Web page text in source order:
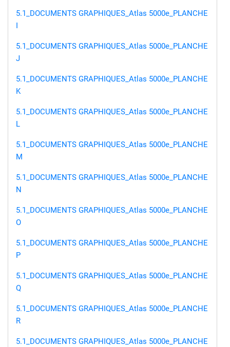
5.1_DOCUMENTS GRAPHIQUES_Atlas 5000e_PLANCHE
I
5.1_DOCUMENTS GRAPHIQUES_Atlas 5000e_PLANCHE
J
5.1_DOCUMENTS GRAPHIQUES_Atlas 5000e_PLANCHE
K
5.1_DOCUMENTS GRAPHIQUES_Atlas 5000e_PLANCHE
L
5.1_DOCUMENTS GRAPHIQUES_Atlas 5000e_PLANCHE
M
5.1_DOCUMENTS GRAPHIQUES_Atlas 5000e_PLANCHE
N
5.1_DOCUMENTS GRAPHIQUES_Atlas 5000e_PLANCHE
O
5.1_DOCUMENTS GRAPHIQUES_Atlas 5000e_PLANCHE
P
5.1_DOCUMENTS GRAPHIQUES_Atlas 5000e_PLANCHE
Q
5.1_DOCUMENTS GRAPHIQUES_Atlas 5000e_PLANCHE
R
5.1_DOCUMENTS GRAPHIQUES_Atlas 5000e_PLANCHE